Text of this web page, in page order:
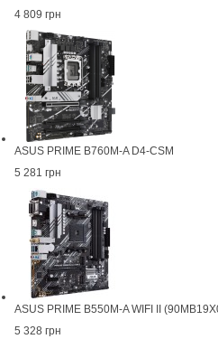
4 809 грн
ASUS PRIME B760M-A D4-CSM
5 281 грн
ASUS PRIME B550M-A WIFI II
5 328 грн